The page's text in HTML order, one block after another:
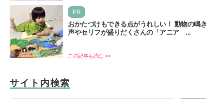
PR
おかたづけもできる点がうれしい！ 動物の鳴き
声やセリフが盛りだくさんの「アニア ...
この記事も読む >>
サイト内検索